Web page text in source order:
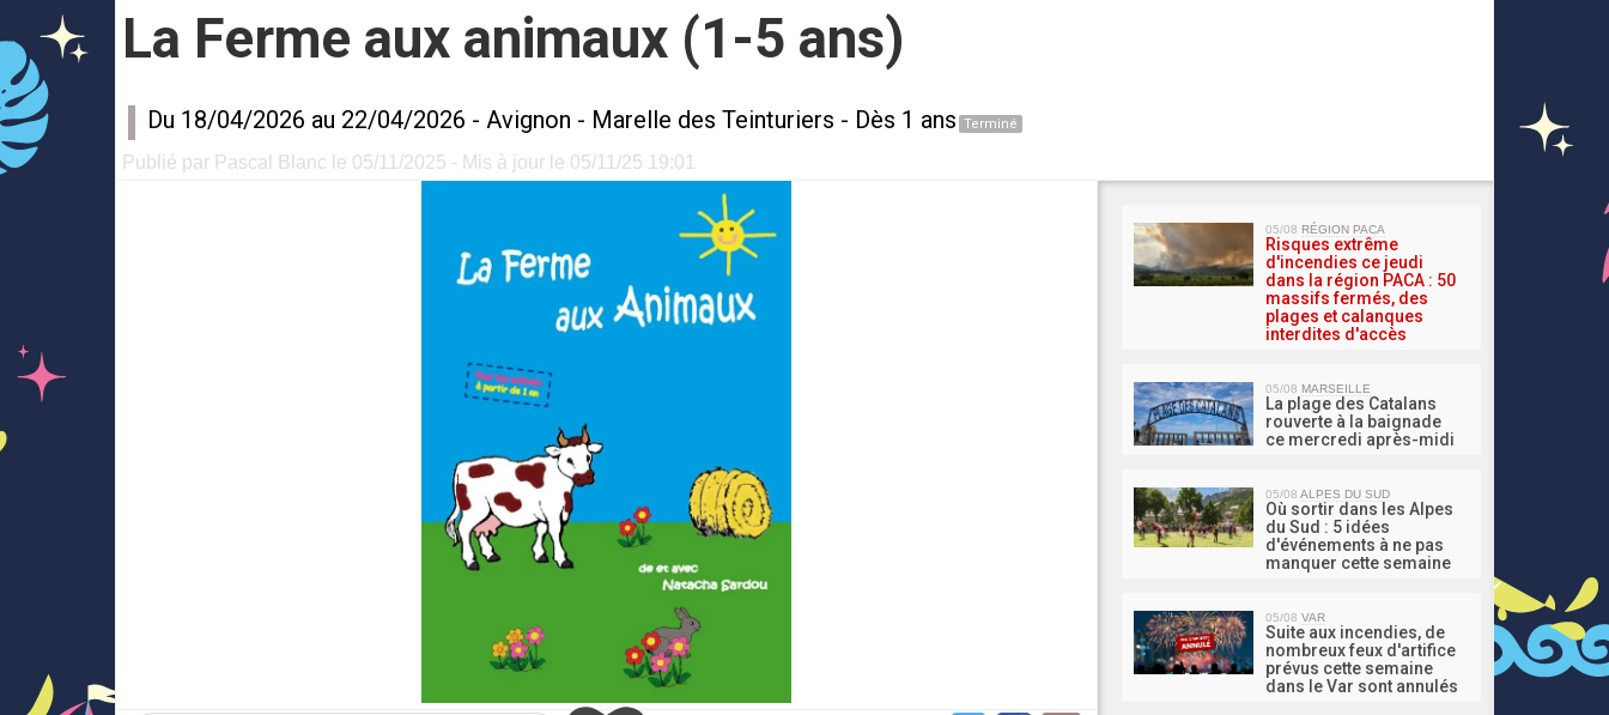
La Ferme aux animaux (1-5 ans)
Du 18/04/2026 au 22/04/2026 - Avignon - Marelle des Teinturiers - Dès 1 ans Terminé
Publié par Pascal Blanc le 05/11/2025 - Mis à jour le 05/11/25 19:01
05/08 RÉGION PACA
Risques extrême
d'incendies ce jeudi
dans la région PACA : 50
massifs fermés, des
plages et calanques
interdites d'accès
05/08 MARSEILLE
La plage des Catalans
rouverte à la baignade
ce mercredi après-midi
05/08 ALPES DU SUD
Où sortir dans les Alpes
du Sud : 5 idées
d'événements à ne pas
manquer cette semaine
05/08 VAR
Suite aux incendies, de
nombreux feux d'artifice
prévus cette semaine
dans le Var sont annulés